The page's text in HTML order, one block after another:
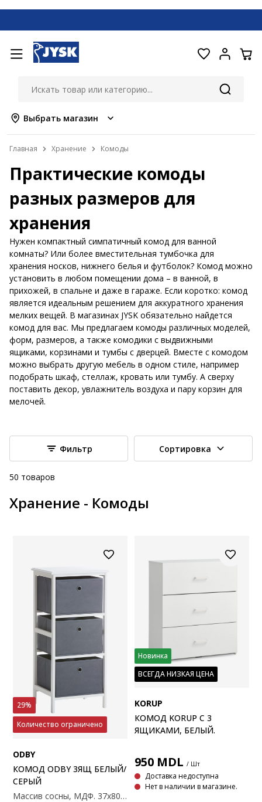
Выбрать магазин
Главная Хранение Комоды
Практические комоды
разных размеров для
хранения
Нужен компактный симпатичный комод для ванной
комнаты? Или более вместительная тумбочка для
хранения носков, нижнего белья и футболок? Комод можно
установить в любом помещении дома – в ванной, в
прихожей, в спальне и даже в гараже. Если коротко: комод
является идеальным решением для аккуратного хранения
мелких вещей. В магазинах JYSK обязательно найдется
комод для вас. Мы предлагаем комоды различных моделей,
форм, размеров, а также комодики с выдвижными
ящиками, корзинами и тумбы с дверцей. Вместе с комодом
можно выбрать другую мебель в одном стиле, например
подобрать шкаф, стеллаж, кровать или тумбу. А сверху
поставить декор, увлажнитель воздуха и пару корзин для
мелочей.
Фильтр Сортировка
50 товаров
Хранение - Комоды
29%
Количество ограничено
ODBY
КОМОД ODBY 3ЯЩ БЕЛЫЙ/
СЕРЫЙ
Массив сосны, МДФ. 37x80x30 см.
Новинка
ВСЕГДА НИЗКАЯ ЦЕНА
KORUP
КОМОД KORUP С 3
ЯЩИКАМИ, БЕЛЫЙ.
950 MDL / Шт
Доставка недоступна
Нет в наличии в магазине.